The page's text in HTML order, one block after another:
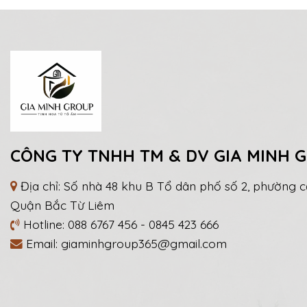
CÔNG TY TNHH TM & DV GIA MINH
Địa chỉ: Số nhà 48 khu B Tổ dân phố số 2, phường
Quận Bắc Từ Liêm
Hotline: 088 6767 456 - 0845 423 666
Email: giaminhgroup365@gmail.com